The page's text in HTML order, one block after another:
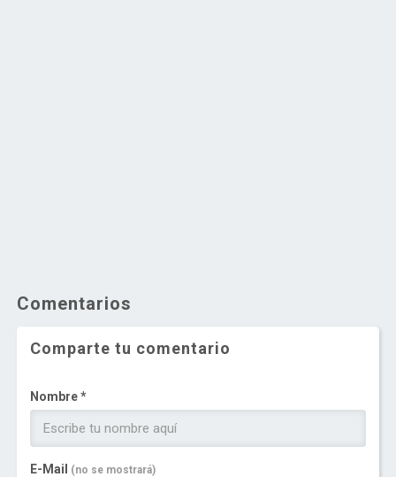
Comentarios
Comparte tu comentario
Nombre *
E-Mail (no se mostrará)